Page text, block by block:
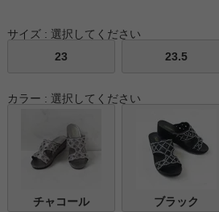
サイズ
選択してください
23
23.5
カラー 選択してください
チャコール ブラック